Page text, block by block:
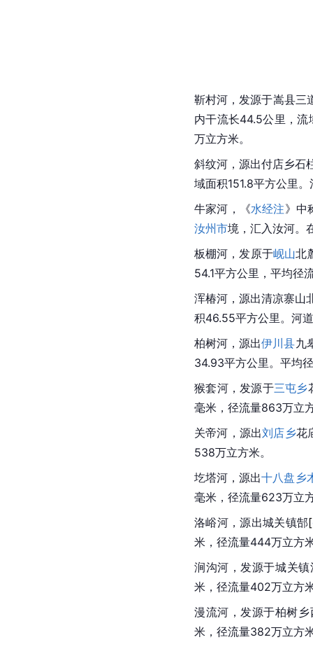
靳村河，发源于嵩县三
内干流长44.5公里，流
万立方米。
斜纹河，源出付店乡石
域面积151.8平方公里
牛家河，《水经注》中
汝州市境，汇入汝河。
板棚河，发原于岘山北
54.1平方公里，平均径
浑椿河，源出清凉寨山
积46.55平方公里。河
柏树河，源出伊川县九
34.93平方公里。平均
猴套河，发源于三屯乡
毫米，径流量863万立
关帝河，源出刘店乡花
538万立方米。
圪塔河，源出十八盘乡
毫米，径流量623万立
洛峪河，源出城关镇郜[
米，径流量444万立方
涧沟河，发源于城关镇
米，径流量402万立方
漫流河，发源于柏树乡
米，径流量382万立方